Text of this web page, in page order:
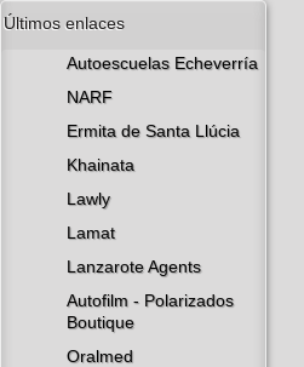
Últimos enlaces
Autoescuelas Echeverría
NARF
Ermita de Santa Llúcia
Khainata
Lawly
Lamat
Lanzarote​ Agents
Autofilm - Polarizados
Boutique
Oralmed